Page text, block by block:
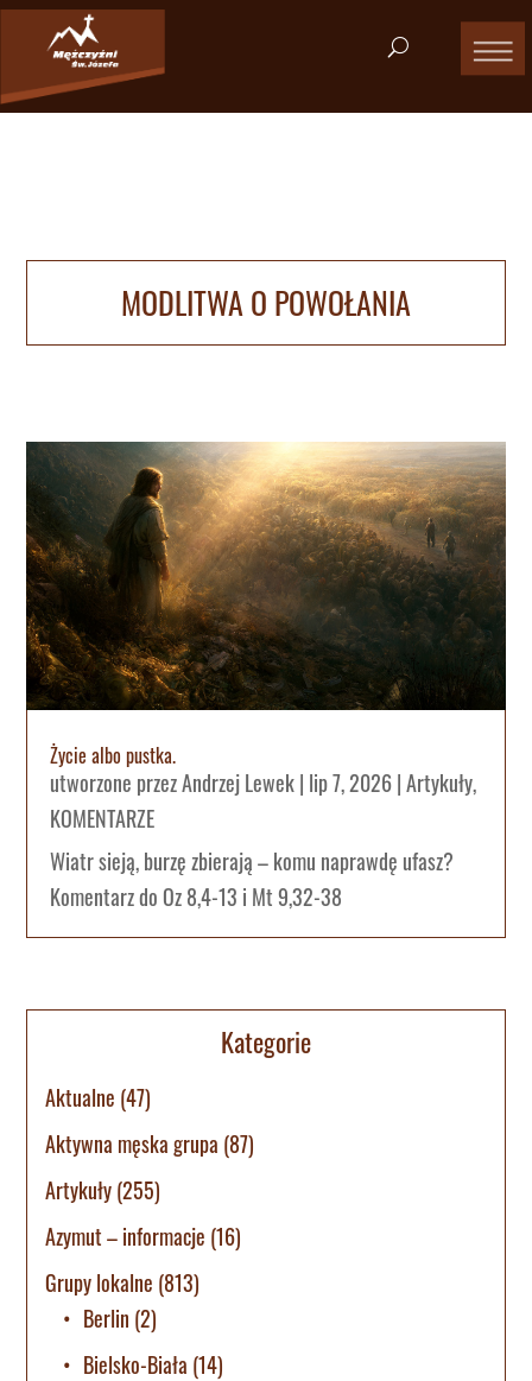
MODLITWA O POWOŁANIA
Życie albo pustka.
utworzone przezAndrzej Lewek| lip 7, 2026|Artykuły,
KOMENTARZE
Wiatr sieją, burzę zbierają – komu naprawdę ufasz?
Komentarz do Oz 8,4-13 i Mt 9,32-38
Kategorie
Aktualne (47)
Aktywna męska grupa (87)
Artykuły(255)
Azymut – informacje (16)
Grupy lokalne (813)
Berlin (2)
Bielsko-Biała (14)